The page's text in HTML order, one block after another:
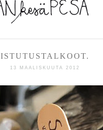
ISTUTUSTALKOOT.
13 MAALISKUUTA 2012